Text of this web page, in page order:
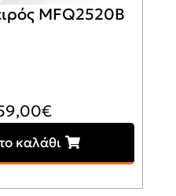
MFQ2520B
€Η
τρέχουσα
τιμή
καλάθι